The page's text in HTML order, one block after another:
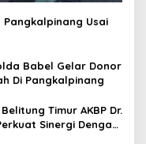
Pangkalpinang Usai
Babel Gelar Donor
Di Pangkalpinang
Timur AKBP Dr.
Sinergi Dengan